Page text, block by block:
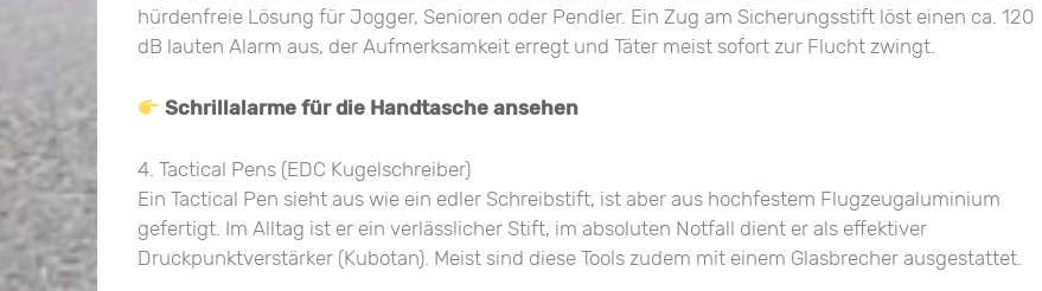
hürdenfreie Lösung für Jogger, Senioren oder Pendler. Ein Zug am Sicherungsstift löst einen ca. 120
dB lauten Alarm aus, der Aufmerksamkeit erregt und Täter meist sofort zur Flucht zwingt.
Schrillalarme für die Handtasche ansehen
4. Tactical Pens (EDC Kugelschreiber)
Ein Tactical Pen sieht aus wie ein edler Schreibstift, ist aber aus hochfestem Flugzeugaluminium
gefertigt. Im Alltag ist er ein verlässlicher Stift, im absoluten Notfall dient er als effektiver
Druckpunktverstärker (Kubotan). Meist sind diese Tools zudem mit einem Glasbrecher ausgestattet.